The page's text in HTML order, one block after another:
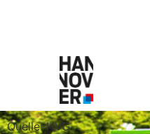
Quelle: HVG